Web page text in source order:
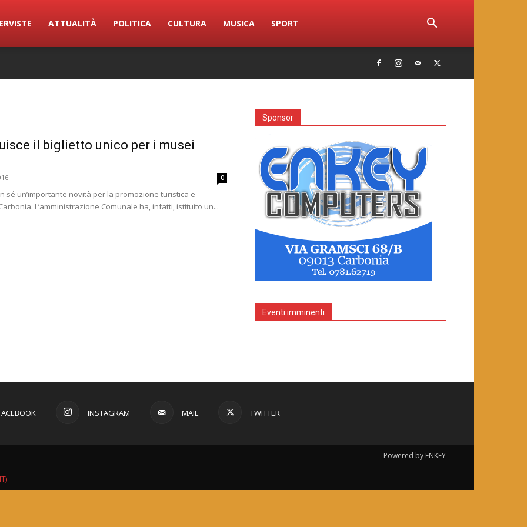
ATTUALITÀ POLITICA CULTURA MUSICA SPORT
il biglietto unico per i musei
0
sé un’importante novità per la promozione turistica e
L’amministrazione Comunale ha, infatti, istituito un...
Sponsor
Eventi imminenti
INSTAGRAM MAIL TWITTER
Powered by ENKEY